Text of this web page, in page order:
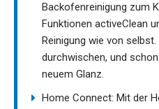
Backofenreinigung zum
Funktionen activeClean
Reinigung wie von
durchwischen, und
neuem Glanz.
Home Connect: Mit der